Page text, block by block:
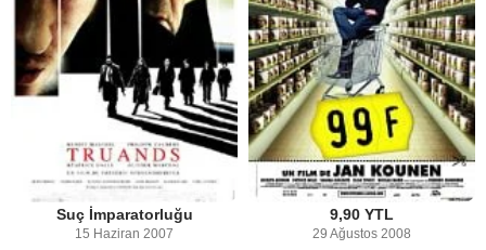
Suç İmparatorluğu
15 Haziran 2007
9,90 YTL
29 Ağustos 2008